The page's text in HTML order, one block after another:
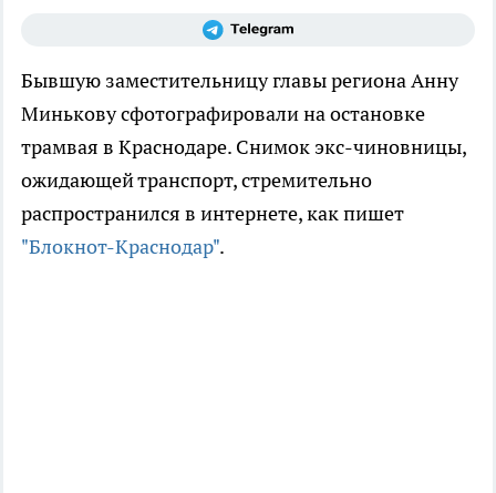
Бывшую заместительницу главы региона Анну
Минькову сфотографировали на остановке
трамвая в Краснодаре. Снимок экс-чиновницы,
ожидающей транспорт, стремительно
распространился в интернете, как пишет
"Блокнот-Краснодар".